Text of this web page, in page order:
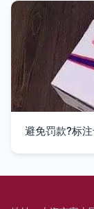
避免罚款?标